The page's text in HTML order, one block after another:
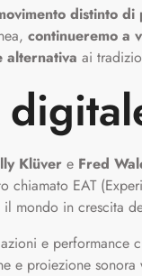
distinto di
continueremo a
alternativa ai
Klüver e Fred
chiamato EAT
il mondo in crescita
e performance
e proiezione sonora